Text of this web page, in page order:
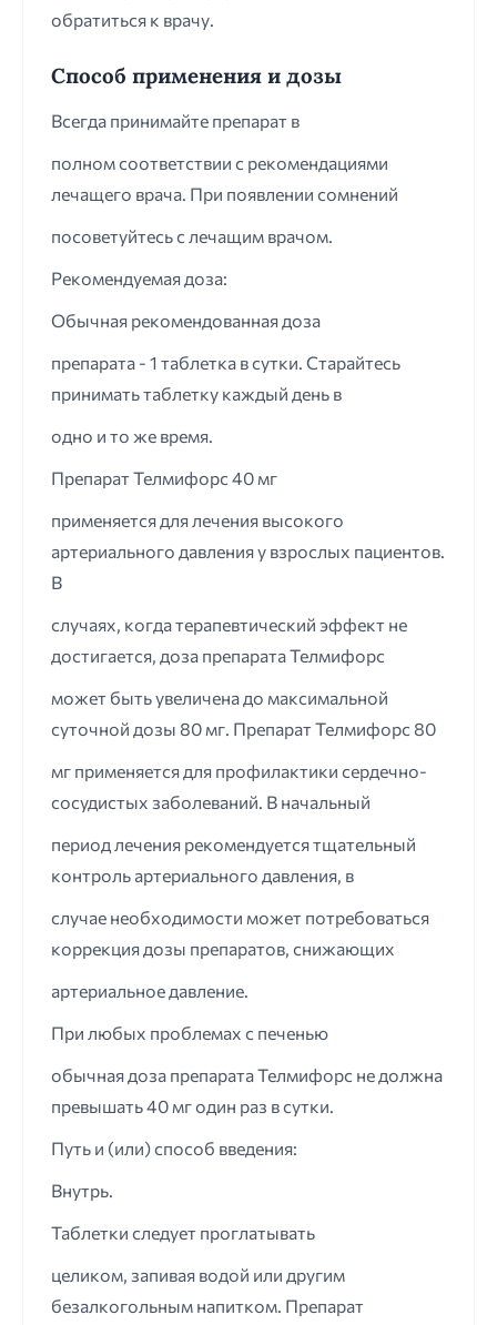
обратиться к врачу.
Способ применения и дозы
Всегда принимайте препарат в
полном соответствии с рекомендациями
лечащего врача. При появлении сомнений
посоветуйтесь с лечащим врачом.
Рекомендуемая доза:
Обычная рекомендованная доза
препарата - 1 таблетка в сутки. Старайтесь
принимать таблетку каждый день в
одно и то же время.
Препарат Телмифорс 40 мг
применяется для лечения высокого
артериального давления у взрослых пациентов.
В
случаях, когда терапевтический эффект не
достигается, доза препарата Телмифорс
может быть увеличена до максимальной
суточной дозы 80 мг. Препарат Телмифорс 80
мг применяется для профилактики сердечно-
сосудистых заболеваний. В начальный
период лечения рекомендуется тщательный
контроль артериального давления, в
случае необходимости может потребоваться
коррекция дозы препаратов, снижающих
артериальное давление.
При любых проблемах с печенью
обычная доза препарата Телмифорс не должна
превышать 40 мг один раз в сутки.
Путь и (или) способ введения:
Внутрь.
Таблетки следует проглатывать
целиком, запивая водой или другим
безалкогольным напитком. Препарат